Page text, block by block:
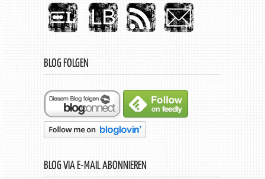
BLOG FOLGEN
BLOG VIA E-MAIL ABONNIEREN